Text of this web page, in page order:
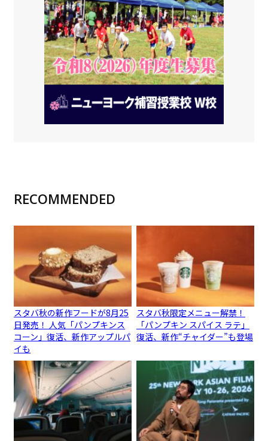
RECOMMENDED
スタバ秋の新作フードが8月25
日発売！ 人気「パンプキンス
コーン」復活、新作アップルパ
イも
スタバ秋限定メニュー解禁！
「パンプキン スパイス ラテ」
復活、新作“チャイダー”も登場